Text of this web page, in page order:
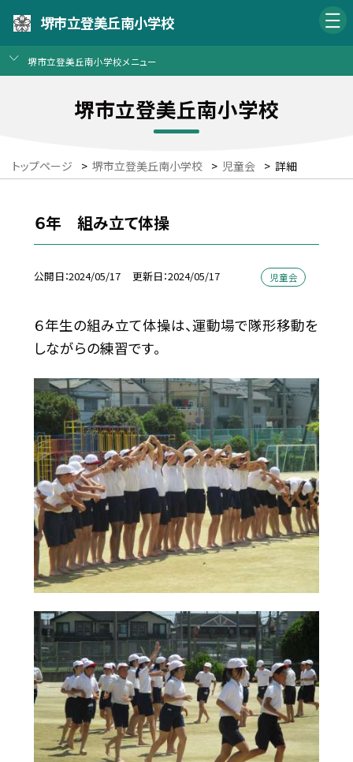
堺市立登美丘南小学校
堺市立登美丘南小学校メニュー
堺市立登美丘南小学校
トップページ > 堺市立登美丘南小学校 > 児童会 > 詳細
６年 組み立て体操
公開日 2024/05/17 更新日 2024/05/17 児童会
６年生の組み立て体操は、運動場で隊形移動を
しながらの練習です。